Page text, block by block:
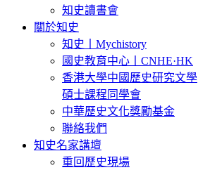
知史讀書會
關於知史
知史丨Mychistory
國史教育中心丨CNHE·HK
香港大學中國歷史研究文學
碩士課程同學會
中華歷史文化獎勵基金
聯絡我們
知史名家講壇
重回歷史現場